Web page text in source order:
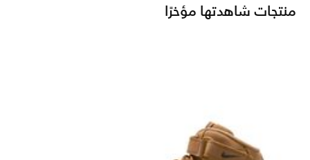
منتجات شاهدتها مؤخرًا